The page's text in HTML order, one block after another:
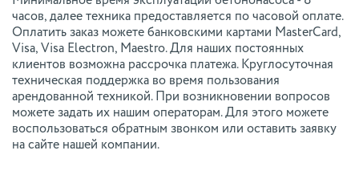
часов, далее техника предоставляется по часовой оплате.
Оплатить заказ можете банковскими картами MasterCard,
Visa, Visa Electron, Maestro. Для наших постоянных
клиентов возможна рассрочка платежа. Круглосуточная
техническая поддержка во время пользования
арендованной техникой. При возникновении вопросов
можете задать их нашим операторам. Для этого можете
воспользоваться обратным звонком или оставить заявку
на сайте нашей компании.